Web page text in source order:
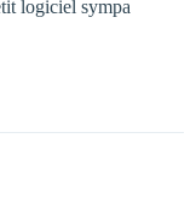
logiciel sympa